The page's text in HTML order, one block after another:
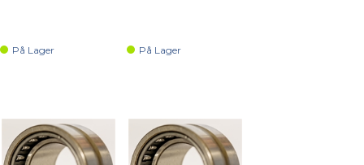
På Lager På Lager